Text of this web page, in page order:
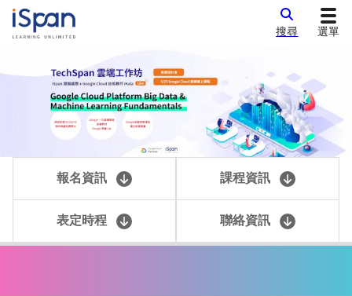
搜尋 選單
報名資訊 課程資訊
表定時程 聯絡資訊